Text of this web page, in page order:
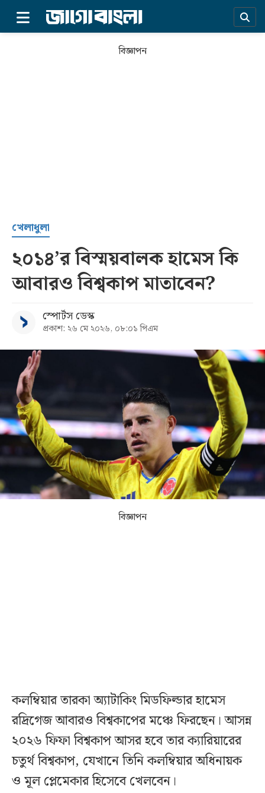
সর্বশেষ
বিভাগ
আর্কাইভ
কনভার্টার
বিজ্ঞাপন
খেলাধুলা
২০১৪’র বিস্ময়বালক হামেস কি
আবারও বিশ্বকাপ মাতাবেন?
স্পোর্টস ডেস্ক
প্রকাশ: ২৬ মে ২০২৬, ০৮:০১ পিএম
বিজ্ঞাপন
কলম্বিয়ার তারকা অ্যাটাকিং মিডফিল্ডার হামেস
রদ্রিগেজ আবারও বিশ্বকাপের মঞ্চে ফিরছেন। আসন্ন
২০২৬ ফিফা বিশ্বকাপ আসর হবে তার ক্যারিয়ারের
চতুর্থ বিশ্বকাপ, যেখানে তিনি কলম্বিয়ার অধিনায়ক
ও মূল প্লেমেকার হিসেবে খেলবেন।